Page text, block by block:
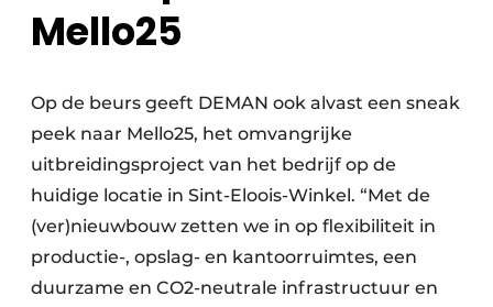
Mello25
Op de beurs geeft DEMAN ook alvast een sneak
peek naar Mello25, het omvangrijke
uitbreidingsproject van het bedrijf op de
huidige locatie in Sint-Eloois-Winkel. “Met de
(ver)nieuwbouw zetten we in op flexibiliteit in
productie-, opslag- en kantoorruimtes, een
duurzame en CO2-neutrale infrastructuur en